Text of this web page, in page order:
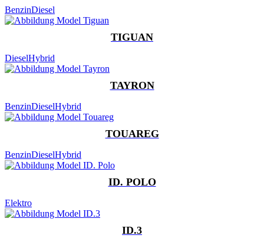
BenzinDiesel
TIGUAN
DieselHybrid
TAYRON
BenzinDieselHybrid
TOUAREG
BenzinDieselHybrid
ID. POLO
Elektro
ID.3